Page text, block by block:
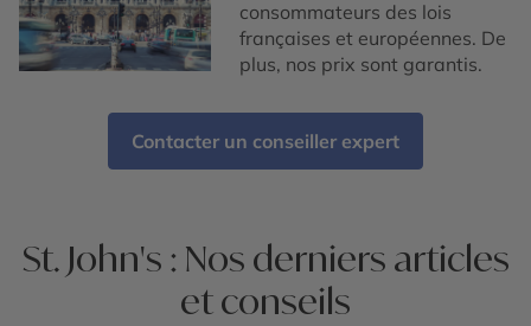
consommateurs des lois
françaises et européennes. De
plus, nos prix sont garantis.
Contacter un conseiller expert
St. John's : Nos derniers articles
et conseils